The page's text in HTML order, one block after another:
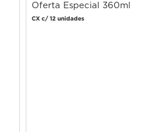
Oferta Especial 360ml
CX c/ 12 unidades